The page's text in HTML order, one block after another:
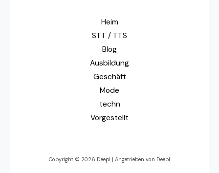
Heim
STT / TTS
Blog
Ausbildung
Geschäft
Mode
techn
Vorgestellt
Copyright © 2026 Deepl | Angetrieben von Deepl